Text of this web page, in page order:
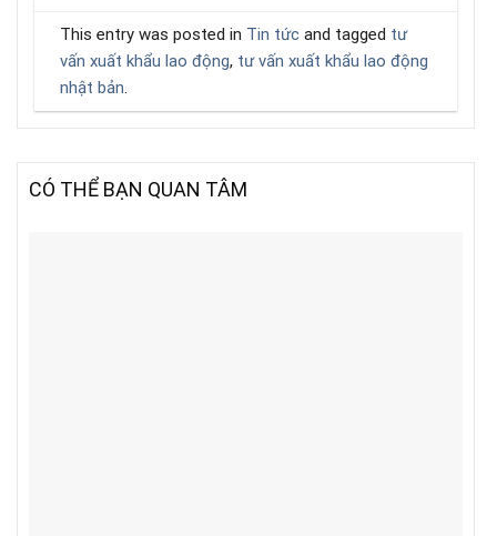
This entry was posted in Tin tứcand tagged tư
vấn xuất khẩu lao động, tư vấn xuất khẩu lao động
nhật bản.
CÓ THỂ BẠN QUAN TÂM